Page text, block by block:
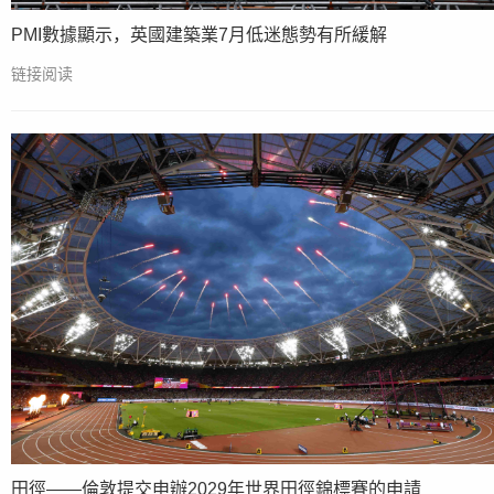
PMI數據顯示，英國建築業7月低迷態勢有所緩解
链接阅读
田徑——倫敦提交申辦2029年世界田徑錦標賽的申請